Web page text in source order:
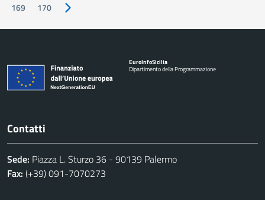
169
170 Pagina successiva
EuroInfoSicilia
Dipartimento della Programmazione
Contatti
Sede: Piazza L. Sturzo 36 - 90139 Palermo
Fax: (+39) 091-7070273